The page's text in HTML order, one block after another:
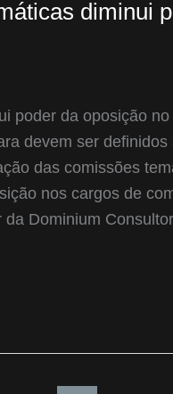
diminui
poder da oposição
devem ser definidos
das comissões
nos cargos de
Dominium